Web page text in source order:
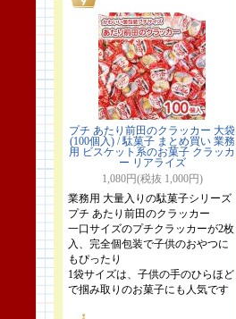
プチ あたり前田のクラッカー 大袋
(100個入) / 駄菓子 まとめ買い 業務
用 ビスケット系のお菓子 クラッカ
ー リアライズ
1,080円(税抜 1,000円)
業務用 大量入りの駄菓子シリーズ
プチ あたり前田のクラッカー
一口サイズのプチクラッカーが2枚
入、完全個包装で子供のおやつに
もぴったり
1袋サイズは、子供の手のひらほど
で掴み取りのお菓子にも人気です